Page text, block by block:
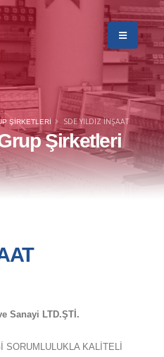
Şirketleri
ŞIRKETLERI SDE YILDIZ İNŞAAT
Sanayi LTD.ŞTİ.
KALİTELİ